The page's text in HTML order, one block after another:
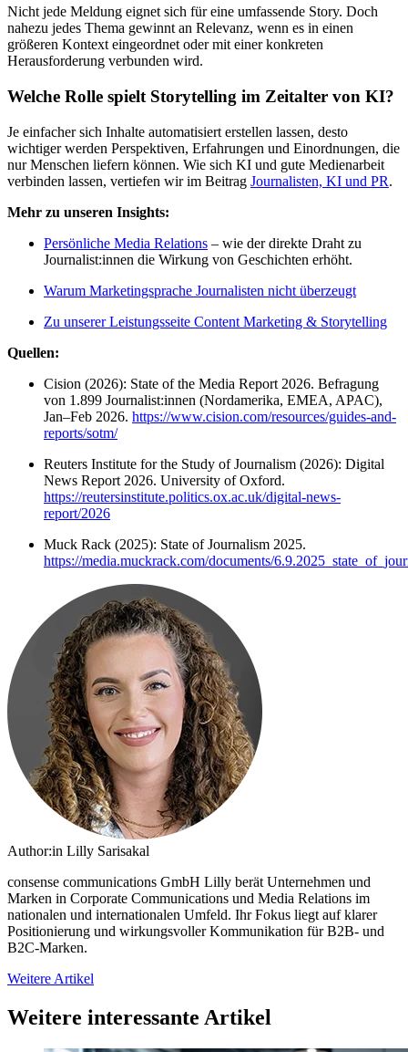
Nicht jede Meldung eignet sich für eine umfassende Story. Doch
nahezu jedes Thema gewinnt an Relevanz, wenn es in einen
größeren Kontext eingeordnet oder mit einer konkreten
Herausforderung verbunden wird.
Welche Rolle spielt Storytelling im Zeitalter von KI?
Je einfacher sich Inhalte automatisiert erstellen lassen, desto
wichtiger werden Perspektiven, Erfahrungen und Einordnungen, die
nur Menschen liefern können. Wie sich KI und gute Medienarbeit
verbinden lassen, vertiefen wir im Beitrag Journalisten, KI und PR.
Mehr zu unseren Insights:
Persönliche Media Relations – wie der direkte Draht zu
Journalist:innen die Wirkung von Geschichten erhöht.
Warum Marketingsprache Journalisten nicht überzeugt
Zu unserer Leistungsseite Content Marketing & Storytelling
Quellen:
Cision (2026): State of the Media Report 2026. Befragung
von 1.899 Journalist:innen (Nordamerika, EMEA, APAC),
Jan–Feb 2026. https://www.cision.com/resources/guides-and-
reports/sotm/
Reuters Institute for the Study of Journalism (2026): Digital
News Report 2026. University of Oxford.
https://reutersinstitute.politics.ox.ac.uk/digital-news-
report/2026
Muck Rack (2025): State of Journalism 2025.
https://media.muckrack.com/documents/
Author:in Lilly Sarisakal
consense communications GmbH Lilly berät Unternehmen und
Marken in Corporate Communications und Media Relations im
nationalen und internationalen Umfeld. Ihr Fokus liegt auf klarer
Positionierung und wirkungsvoller Kommunikation für B2B- und
B2C-Marken.
Weitere Artikel
Weitere interessante Artikel